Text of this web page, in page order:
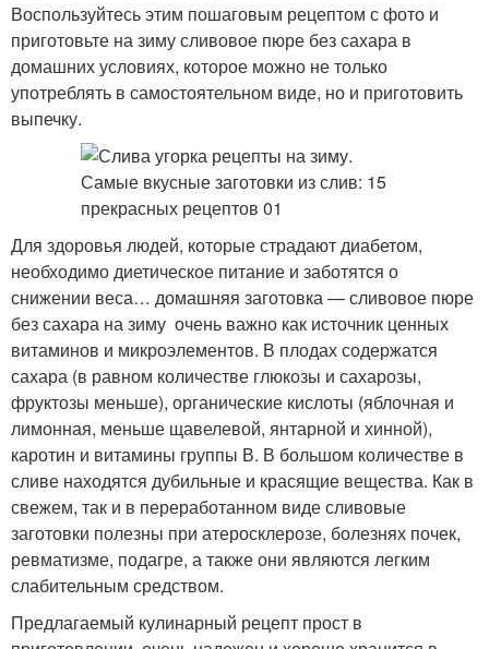
Воспользуйтесь этим пошаговым рецептом с фото и
приготовьте на зиму сливовое пюре без сахара в
домашних условиях, которое можно не только
употреблять в самостоятельном виде, но и приготовить
выпечку.
Для здоровья людей, которые страдают диабетом,
необходимо диетическое питание и заботятся о
снижении веса… домашняя заготовка — сливовое пюре
без сахара на зиму очень важно как источник ценных
витаминов и микроэлементов. В плодах содержатся
сахара (в равном количестве глюкозы и сахарозы,
фруктозы меньше), органические кислоты (яблочная и
лимонная, меньше щавелевой, янтарной и хинной),
каротин и витамины группы В. В большом количестве в
сливе находятся дубильные и красящие вещества. Как в
свежем, так и в переработанном виде сливовые
заготовки полезны при атеросклерозе, болезнях почек,
ревматизме, подагре, а также они являются легким
слабительным средством.
Предлагаемый кулинарный рецепт прост в